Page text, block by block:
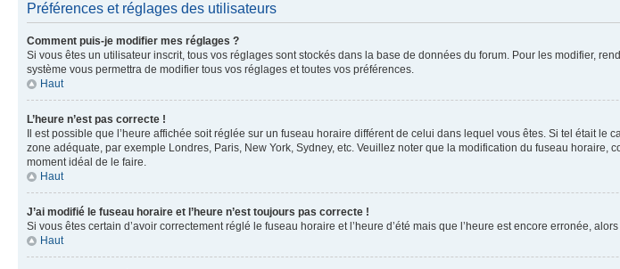
Préférences et réglages des utilisateurs
Comment puis-je modifier mes réglages ?
Si vous êtes un utilisateur inscrit, tous vos réglages sont stockés dans la base de données du forum. Pour les modifier,
système vous permettra de modifier tous vos réglages et toutes vos préférences.
Haut
L’heure n’est pas correcte !
Il est possible que l’heure affichée soit réglée sur un fuseau horaire différent de celui dans lequel vous êtes. Si tel était
zone adéquate, par exemple Londres, Paris, New York, Sydney, etc. Veuillez noter que la modification du fuseau horaire,
moment idéal de le faire.
Haut
J’ai modifié le fuseau horaire et l’heure n’est toujours pas correcte !
Si vous êtes certain d’avoir correctement réglé le fuseau horaire et l’heure d’été mais que l’heure est encore erronée,
Haut